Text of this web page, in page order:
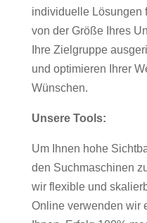
individuelle Lösungen
von der Größe Ihres
Ihre Zielgruppe
und optimieren Ihrer
Wünschen.
Unsere Tools:
Um Ihnen hohe
den Suchmaschinen
wir flexible und
Online verwenden wir